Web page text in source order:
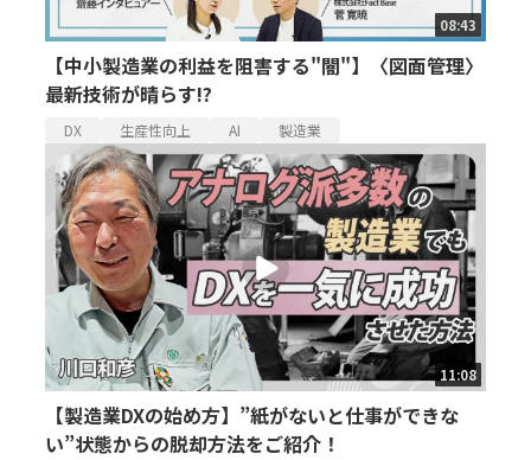
08:43
【中小製造業の利益を阻害する"闇"】〈図面管理〉
最新技術が晴らす!?
DX 生産性向上 AI 製造業
11:08
【製造業DXの始め方】”紙がないと仕事ができな
い”状態からの脱却方法をご紹介！